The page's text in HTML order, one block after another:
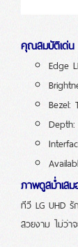
คุณสมบัติเด่น
Edge
Bezel:
ภาพดูสม่ำเส
ทีวี LG UHD
สวยงาม ไม่ว่า